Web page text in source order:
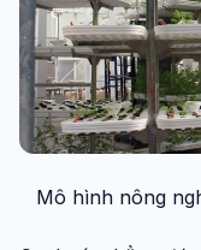
Mô hình nông